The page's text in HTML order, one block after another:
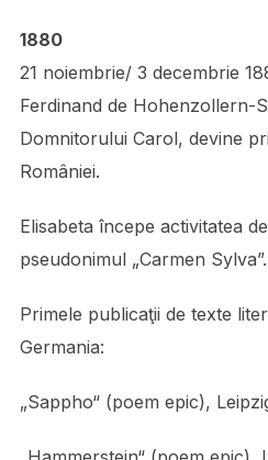
1880
21 noiembrie/ 3 decembrie
Ferdinand de Hohenzollern-
Domnitorului Carol, devine
României.
Elisabeta începe activitatea
pseudonimul „Car­men Sylva”.
Primele publicaţii de texte
Germania:
„Sappho“ (poem epic),